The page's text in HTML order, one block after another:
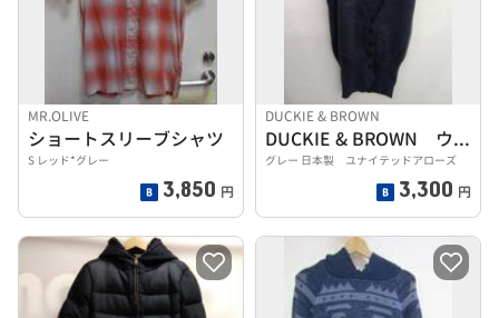
MR.OLIVE
ショートスリーブシャツ
S レッド*グレー
3,850 円
DUCKIE & BROWN
DUCKIE & BROWN ウールニットベスト
グレー 日本製 ユナイテッドアローズ
3,300 円